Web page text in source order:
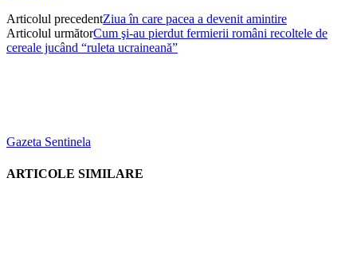
Articolul precedentZiua în care pacea a devenit amintire
Articolul următorCum şi-au pierdut fermierii români recoltele de
cereale jucând “ruleta ucraineană”
Gazeta Sentinela
ARTICOLE SIMILARE